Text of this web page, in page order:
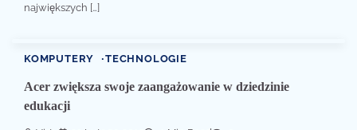
największych […]
KOMPUTERY TECHNOLOGIE
Acer zwiększa swoje zaangażowanie w dziedzinie
edukacji